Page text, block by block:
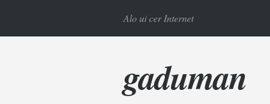
Alo ui cer Internet
gaduman